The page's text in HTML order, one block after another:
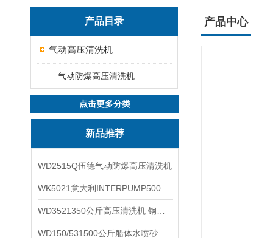
产品目录
气动高压清洗机
气动防爆高压清洗机
点击更多分类
新品推荐
WD2515Q伍德气动防爆高压清洗机
产品中心